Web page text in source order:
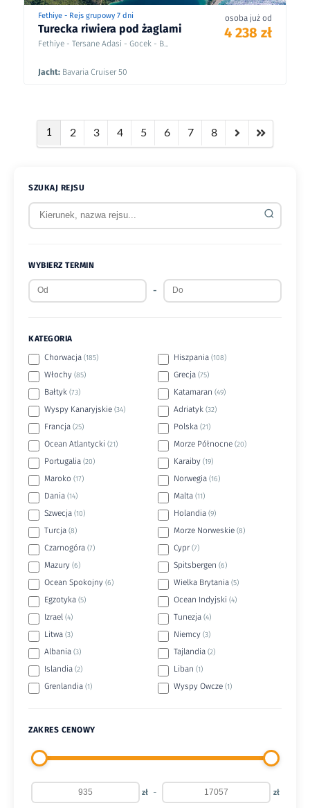
SZUKAJ REJSU
WYBIERZ TERMIN
-
KATEGORIA
Chorwacja (185) Hiszpania (108)
Włochy (85) Grecja (75)
Bałtyk (73) Katamaran (49)
Wyspy Kanaryjskie (34) Adriatyk (32)
Francja (25) Polska (21)
Ocean Atlantycki (21) Morze Północne (20)
Portugalia (20) Karaiby (19)
Maroko (17) Norwegia (16)
Dania (14) Malta (11)
Szwecja (10) Holandia (9)
Turcja (8) Morze Norweskie (8)
Czarnogóra (7) Cypr (7)
Mazury (6) Spitsbergen (6)
Ocean Spokojny (6) Wielka Brytania (5)
Egzotyka (5) Ocean Indyjski (4)
Izrael (4) Tunezja (4)
Litwa (3) Niemcy (3)
Albania (3) Tajlandia (2)
Islandia (2) Liban (1)
Grenlandia (1) Wyspy Owcze (1)
ZAKRES CENOWY
zł - zł
Fethiye - Rejs grupowy 7 dni
Turecka riwiera pod żaglami
Fethiye - Tersane Adasi - Gocek - B...
Jacht: Bavaria Cruiser 50
osoba już od
4 238 zł
1 2 3 4 5 6 7 8